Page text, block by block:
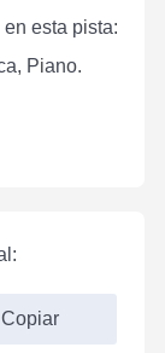
esta pista:
Piano.
Copiar